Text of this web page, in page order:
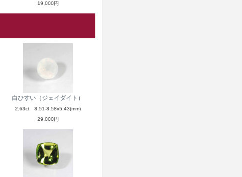
19,000円
白ひすい（ジェイダイト）
2.63ct 8.51-8.58x5.43(mm)
29,000円